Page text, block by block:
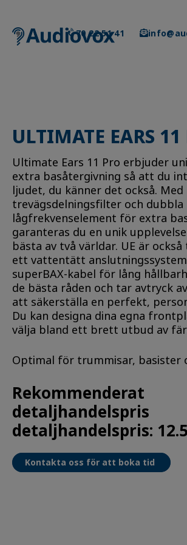
content
70 22 51 41
ULTIMATE EARS 11
Ultimate Ears 11 Pro erbjuder
extra basåtergivning så att du
ljudet, du känner det också. Med
trevägsdelningsfilter och dubbla
lågfrekvenselement för extra
garanteras du en unik
bästa av två världar. UE är
ett vattentätt
superBAX-kabel för lång
de bästa råden och tar avtryck
att säkerställa en perfekt,
Du kan designa dina egna
välja bland ett brett utbud av
Optimal för trummisar, basister
Rekommenderat
detaljhandelspris
detaljhandelspris:
Kontakta oss för att boka tid